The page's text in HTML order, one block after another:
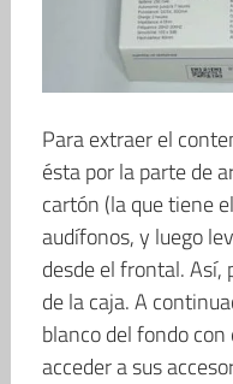
Para extraer el
ésta por la parte de
cartón (la que tiene
audífonos, y luego
desde el frontal. Así,
de la caja. A
blanco del fondo con
acceder a sus